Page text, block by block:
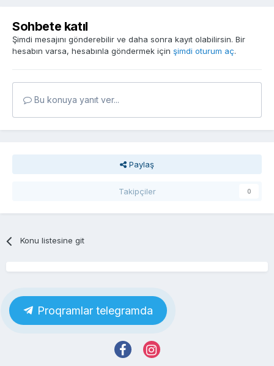
Sohbete katıl
Şimdi mesajını gönderebilir ve daha sonra kayıt olabilirsin. Bir
hesabın varsa, hesabınla göndermek için şimdi oturum aç.
Bu konuya yanıt ver...
Paylaş
Takipçiler 0
Konu listesine git
Proqramlar telegramda